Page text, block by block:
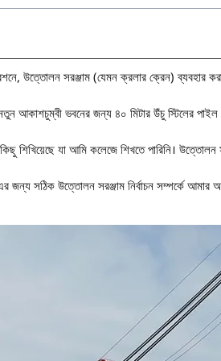
উত্তোলন সরঞ্জাম (যেমন ক্রলার ক্রেন) ব্যবহার
আকাশচুম্বী ভবনের জন্য ৪০ মিটার উঁচু স্টিলের
শিখিয়েছে যা আমি কলেজে শিখতে পারিনি।
জন্য সঠিক উত্তোলন সরঞ্জাম নির্বাচন সম্পর্কে আমার